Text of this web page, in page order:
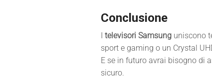
Conclusione
televisori Samsung uniscono
sport e gaming o un Crystal
E se in futuro avrai bisogno di
sicuro.